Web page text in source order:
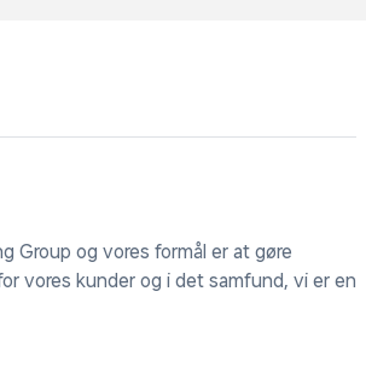
Group og vores formål er at gøre
vores kunder og i det samfund, vi er en